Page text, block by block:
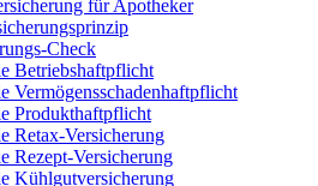
für Apotheker
Check
Betriebshaftpflicht
Vermögensschadenhaftpflicht
Produkthaftpflicht
Retax-Versicherung
Rezept-Versicherung
Kühlgutversicherung